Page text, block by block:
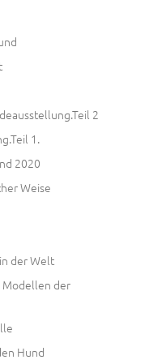
2
1.
2020
Weise
der Welt
Modellen der
Hund